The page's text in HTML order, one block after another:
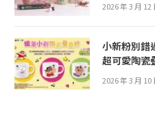
2026 年 3 月 12
小新粉別錯
超可愛陶瓷
2026 年 3 月 10